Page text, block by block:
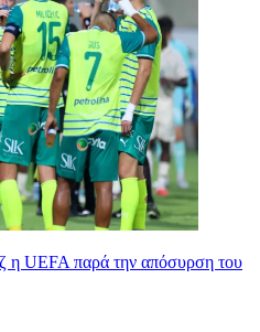
η UEFA παρά την απόσυρση του